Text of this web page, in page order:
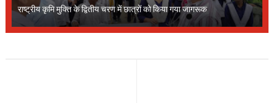
राष्ट्रीय कृमि मुक्ति के द्वितीय चरण में छात्रों को किया गया जागरूक